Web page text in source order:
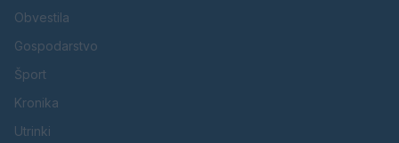
Obvestila
Gospodarstvo
Šport
Kronika
Utrinki